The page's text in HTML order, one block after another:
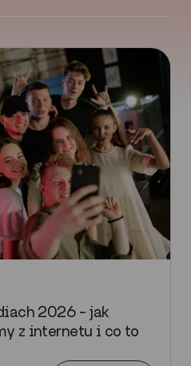
2026 – jak
z internetu i co to